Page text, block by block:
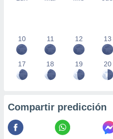
10 11 12 13
17 18 19 20
Compartir predicción